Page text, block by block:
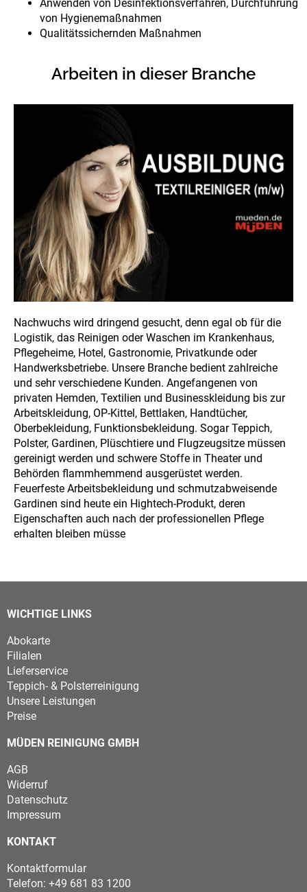
Anwenden von Desinfektionsverfahren, Durchführung
von Hygienemaßnahmen
Qualitätssichernden Maßnahmen
Arbeiten in dieser Branche
Nachwuchs wird dringend gesucht, denn egal ob für die
Logistik, das Reinigen oder Waschen im Krankenhaus,
Pflegeheime, Hotel, Gastronomie, Privatkunde oder
Handwerksbetriebe. Unsere Branche bedient zahlreiche
und sehr verschiedene Kunden. Angefangenen von
privaten Hemden, Textilien und Businesskleidung bis zur
Arbeitskleidung, OP-Kittel, Bettlaken, Handtücher,
Oberbekleidung, Funktionsbekleidung. Sogar Teppich,
Polster, Gardinen, Plüschtiere und Flugzeugsitze müssen
gereinigt werden und schwere Stoffe in Theater und
Behörden flammhemmend ausgerüstet werden.
Feuerfeste Arbeitsbekleidung und schmutzabweisende
Gardinen sind heute ein Hightech-Produkt, deren
Eigenschaften auch nach der professionellen Pflege
erhalten bleiben müsse
WICHTIGE LINKS
Abokarte
Filialen
Lieferservice
Teppich- & Polsterreinigung
Unsere Leistungen
Preise
MÜDEN REINIGUNG GMBH
AGB
Widerruf
Datenschutz
Impressum
KONTAKT
Kontaktformular
Telefon: +49 681 83 1200